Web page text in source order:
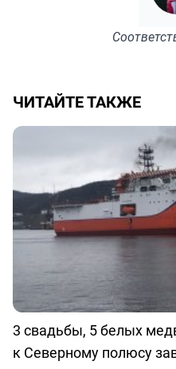
ЧИТАЙТЕ ТАКЖЕ
3 свадьбы, 5 белых
к Северному полюсу